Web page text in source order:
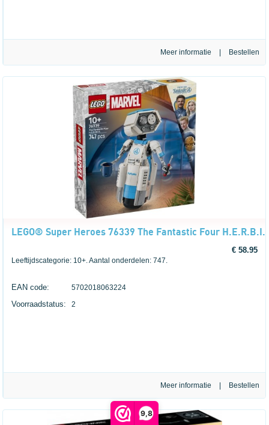
9,8
Meer informatie
LEGO® Super Heroes 76339 The Fantastic Four
€ 58.95
Leeftijdscategorie: 10+. Aantal onderdelen: 747.
EAN code: 5702018063224
Voorraadstatus: 2
Meer informatie